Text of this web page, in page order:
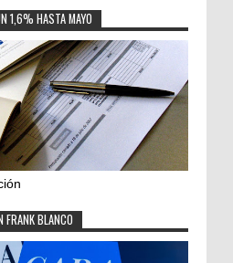
1,6% HASTA MAYO
FRANK BLANCO